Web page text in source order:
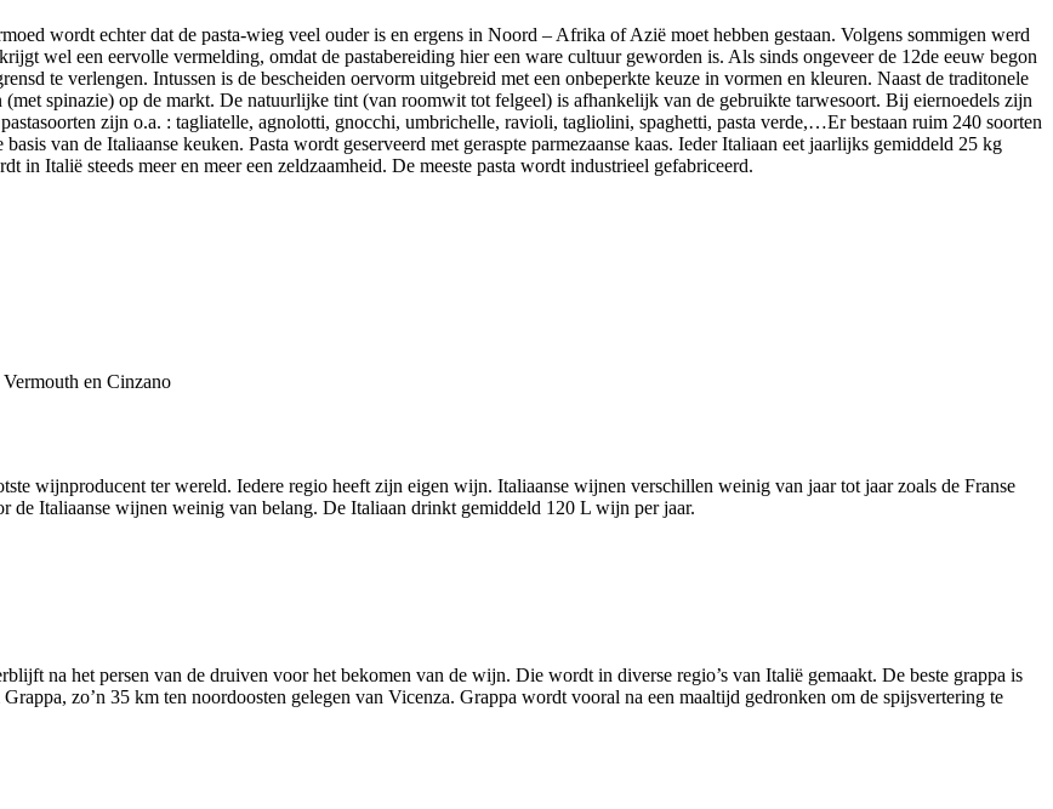
wordt echter dat de pasta-wieg veel ouder is en ergens in Noord – Afrika of Azië moet hebben gestaan. Volgens sommigen werd
wel een eervolle vermelding, omdat de pastabereiding hier een ware cultuur geworden is. Als sinds ongeveer de 12de eeuw begon
te verlengen. Intussen is de bescheiden oervorm uitgebreid met een onbeperkte keuze in vormen en kleuren. Naast de traditonele
spinazie) op de markt. De natuurlijke tint (van roomwit tot felgeel) is afhankelijk van de gebruikte tarwesoort. Bij eiernoedels zijn
zijn o.a. : tagliatelle, agnolotti, gnocchi, umbrichelle, ravioli, tagliolini, spaghetti, pasta verde,…Er bestaan ruim 240 soorten
van de Italiaanse keuken. Pasta wordt geserveerd met geraspte parmezaanse kaas. Ieder Italiaan eet jaarlijks gemiddeld 25 kg
in Italië steeds meer en meer een zeldzaamheid. De meeste pasta wordt industrieel gefabriceerd.
en Cinzano
wijnproducent ter wereld. Iedere regio heeft zijn eigen wijn. Italiaanse wijnen verschillen weinig van jaar tot jaar zoals de Franse
de Italiaanse wijnen weinig van belang. De Italiaan drinkt gemiddeld 120 L wijn per jaar.
na het persen van de druiven voor het bekomen van de wijn. Die wordt in diverse regio’s van Italië gemaakt. De beste grappa is
zo’n 35 km ten noordoosten gelegen van Vicenza. Grappa wordt vooral na een maaltijd gedronken om de spijsvertering te